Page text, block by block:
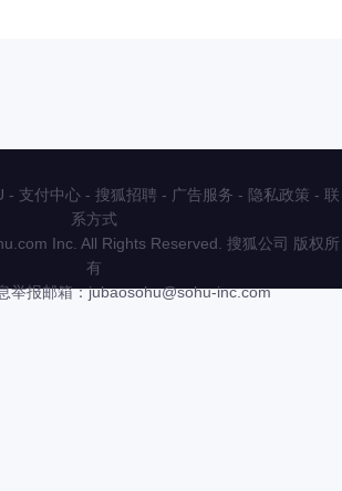
- 支付中心 - 搜狐招聘 - 广告服务 - 隐私政策 - 联
系方式
Inc. All Rights Reserved. 搜狐公司 版权所
有
举报邮箱：jubaosohu@sohu-inc.com